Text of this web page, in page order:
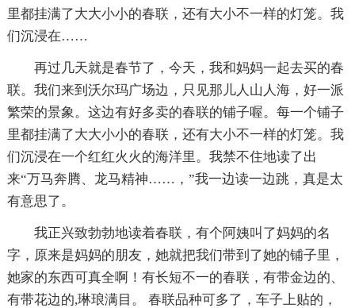
里都挂满了大大小小的春联，还有大小不一样的灯笼。我
们沉浸在……
再过几天就是春节了，今天，我和妈妈一起去买的春
联。我们来到沃尔玛广场边，只见那儿人山人海，好一派
繁荣的景象。这边有好多卖的春联的铺子喔。每一个铺子
里都挂满了大大小小的春联，还有大小不一样的灯笼。我
们沉浸在一个红红火火的海洋里。我禁不住地读了出
来“万马奔腾、龙马精神……，”我一边读一边跳，真是太
有意思了。
我正兴致勃勃地读着春联，有个阿姨叫了妈妈的名
字，原来是妈妈的朋友，她就把我们带到了她的铺子里，
她家的东西可真全啊！有长短不一的春联，有带金边的、
有带花边的,琳琅满目。 春联品种可多了，车子上贴的，